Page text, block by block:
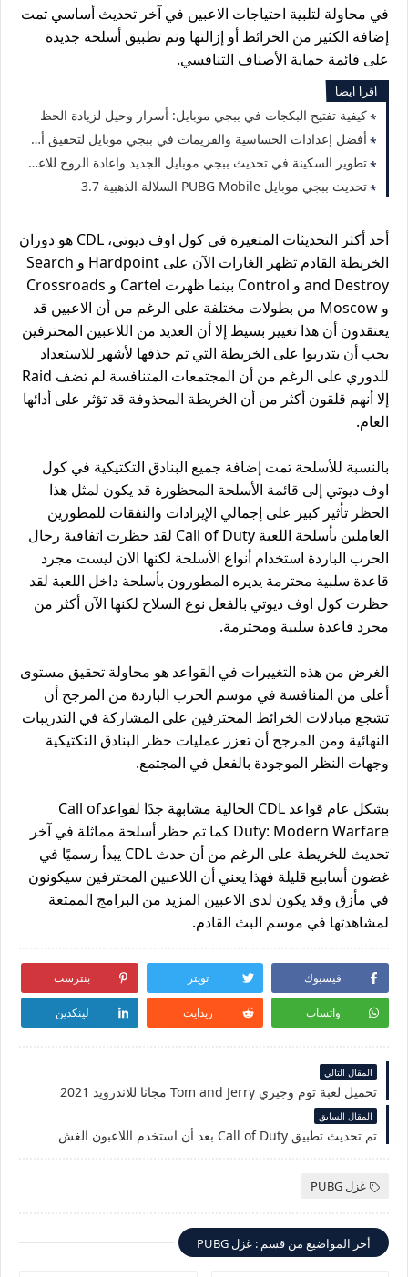
في محاولة لتلبية احتياجات الاعبين في آخر تحديث أساسي تمت
إضافة الكثير من الخرائط أو إزالتها وتم تطبيق أسلحة جديدة
على قائمة حماية الأصناف التنافسي.
اقرا ايضا
كيفية تفتيح البكجات في ببجي موبايل: أسرار وحيل لزيادة الحظ
أفضل إعدادات الحساسية والفريمات في ببجي موبايل لتحقيق أداء مثالي
تطوير السكينة في تحديث ببجي موبايل الجديد واعادة الروح للاعب
تحديث ببجي موبايل PUBG Mobile السلالة الذهبية 3.7
أحد أكثر التحديثات المتغيرة في كول اوف ديوتي، CDL هو دوران
الخريطة القادم تظهر الغارات الآن على Hardpoint و Search
and Destroy و Control بينما ظهرت Cartel و Crossroads
و Moscow من بطولات مختلفة على الرغم من أن الاعبين قد
يعتقدون أن هذا تغيير بسيط إلا أن العديد من اللاعبين المحترفين
يجب أن يتدربوا على الخريطة التي تم حذفها لأشهر للاستعداد
للدوري على الرغم من أن المجتمعات المتنافسة لم تضف Raid
إلا أنهم قلقون أكثر من أن الخريطة المحذوفة قد تؤثر على أدائها
العام.
بالنسبة للأسلحة تمت إضافة جميع البنادق التكتيكية في كول
اوف ديوتي إلى قائمة الأسلحة المحظورة قد يكون لمثل هذا
الحظر تأثير كبير على إجمالي الإيرادات والنفقات للمطورين
العاملين بأسلحة اللعبة Call of Duty لقد حظرت اتفاقية رجال
الحرب الباردة استخدام أنواع الأسلحة لكنها الآن ليست مجرد
قاعدة سلبية محترمة يديره المطورون بأسلحة داخل اللعبة لقد
حظرت كول اوف ديوتي بالفعل نوع السلاح لكنها الآن أكثر من
مجرد قاعدة سلبية ومحترمة.
الغرض من هذه التغييرات في القواعد هو محاولة تحقيق مستوى
أعلى من المنافسة في موسم الحرب الباردة من المرجح أن
تشجع مبادلات الخرائط المحترفين على المشاركة في التدريبات
النهائية ومن المرجح أن تعزز عمليات حظر البنادق التكتيكية
وجهات النظر الموجودة بالفعل في المجتمع.
بشكل عام قواعد CDL الحالية مشابهة جدًا لقواعدCall of
Duty: Modern Warfare كما تم حظر أسلحة مماثلة في آخر
تحديث للخريطة على الرغم من أن حدث CDL يبدأ رسميًا في
غضون أسابيع قليلة فهذا يعني أن اللاعبين المحترفين سيكونون
في مأزق وقد يكون لدى الاعبين المزيد من البرامج الممتعة
لمشاهدتها في موسم البث القادم.
فيسبوك تويتر بنترست
واتساب ريدايت لينكدين
المقال التالي
تحميل لعبة توم وجيري Tom and Jerry مجانا للاندرويد 2021
المقال السابق
تم تحديث تطبيق Call of Duty بعد أن استخدم اللاعبون الغش
غزل PUBG
أخر المواضيع من قسم : غزل PUBG